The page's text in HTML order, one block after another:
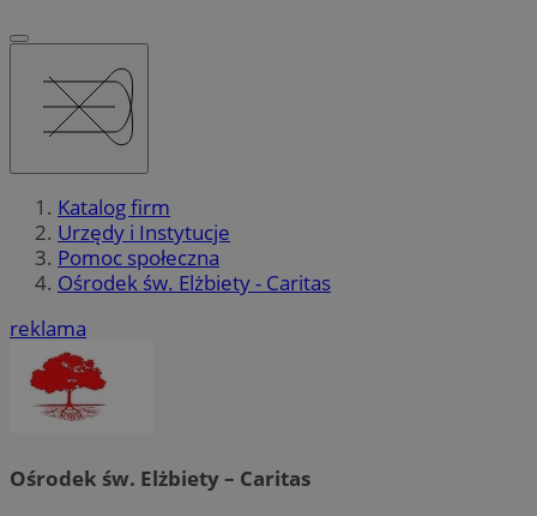
Katalog firm
Urzędy i Instytucje
Pomoc społeczna
Ośrodek św. Elżbiety - Caritas
reklama
Ośrodek św. Elżbiety – Caritas